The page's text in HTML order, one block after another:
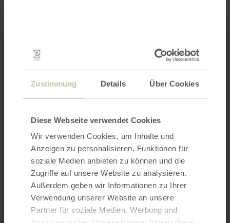
Zustimmung Details Über Cookies
Diese Webseite verwendet Cookies
Wir verwenden Cookies, um Inhalte und
Anzeigen zu personalisieren, Funktionen für
soziale Medien anbieten zu können und die
Zugriffe auf unsere Website zu analysieren.
Außerdem geben wir Informationen zu Ihrer
Verwendung unserer Website an unsere
Partner für soziale Medien, Werbung und
Dieser Kurs ist für alle, die gerne singen (nicht
unbedingt nur für diejenigen, die glauben, dass
sie perfekt singen können).
Wie können wir unser Gebet verbessern, indem
wir uns durch Singen ausdrücken, damit „unser
Geist im Einklang mit unserer Stimme ist“, wie
der heilige Benedikt sagt? Psalmengesang,
Gregorianischer Gesang und andere
Kirchenmusik sollen uns auf unserem Weg zu
Gott begleiten.
Leitung: